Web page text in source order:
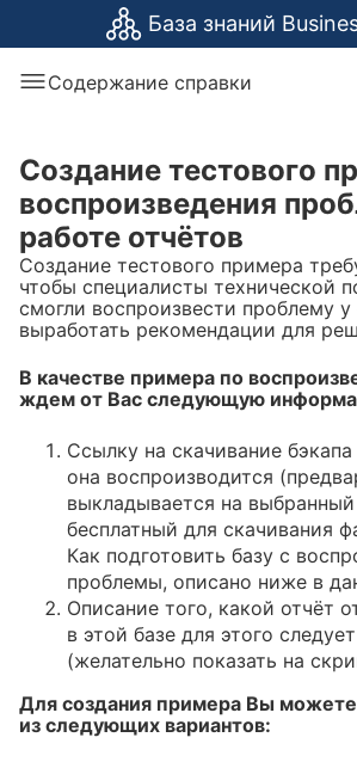
База знаний
Содержание справки
Создание тестового
воспроизведения
работе отчётов
Создание тестового примера
чтобы специалисты технической
смогли воспроизвести проблему у
выработать рекомендации для
В качестве примера по
ждем от Вас следующую
Ссылку на скачивание
она воспроизводится
выкладывается на
бесплатный для скачивания
Как подготовить базу с
проблемы, описано ниже в
Описание того, какой отчёт
в этой базе для этого
(желательно показать на
Для создания примера Вы
из следующих вариантов: